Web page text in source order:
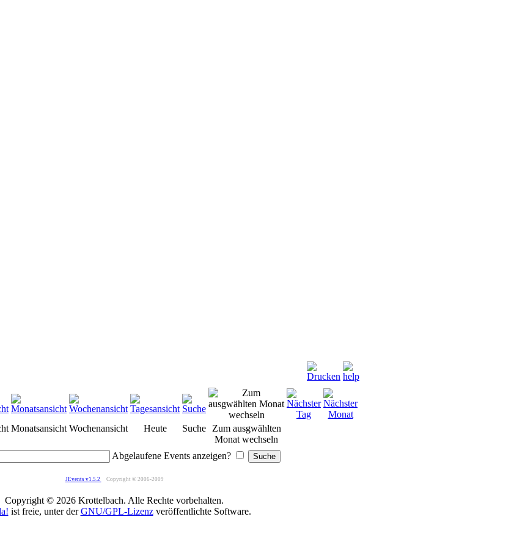
Monatsansicht Wochenansicht Heute Suche
Zum ausgwählten
Monat wechseln
Abgelaufene Events anzeigen?
JEvents v1.5.2 Copyright © 2006-2009
Copyright © 2026 Krottelbach. Alle Rechte vorbehalten.
ist freie, unter derGNU/GPL-Lizenzveröffentlichte Software.